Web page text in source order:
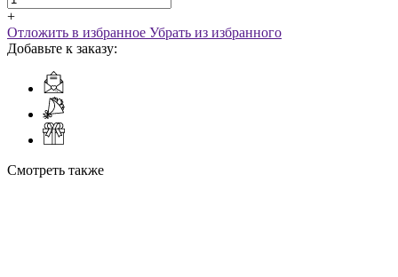
+
Отложить в избранное Убрать из избранного
Добавьте к заказу:
Смотреть также